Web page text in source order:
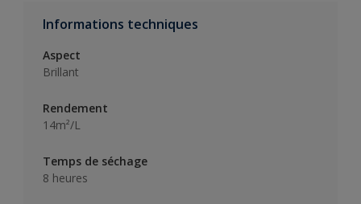
Informations techniques
Aspect
Brillant
Rendement
14m²/L
Temps de séchage
8 heures